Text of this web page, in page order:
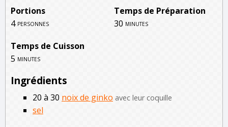
Portions
Temps de Préparation
4 personnes 30 minutes
Temps de Cuisson
5 minutes
Ingrédients
20 à 30 noix de ginko avec leur coquille
sel